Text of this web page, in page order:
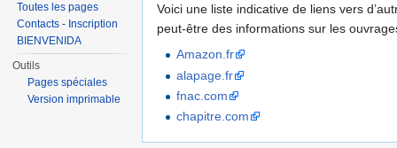
Voici une liste indicative de liens vers
peut-être des informations sur les
Amazon.fr
alapage.fr
fnac.com
chapitre.com
Toutes les pages
Contacts - Inscription
BIENVENIDA
Outils
Pages spéciales
Version imprimable